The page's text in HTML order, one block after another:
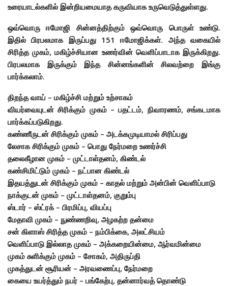
உரையாடல்களில் இன்றியமையாத கருவியாக உருவெடுத்துள்ளது.
ஒவ்வொரு ஈமோஜி சின்னத்திற்கும் ஒவ்வொரு பொருள் உண்டு.
இதில் பிரபலமாக இருப்பது 151 ஈமோஜிக்கள். அந்த வகையில்
சிரித்த முகம், மகிழ்ச்சியான உணர்வின் வெளிப்பாடாக இருக்கிறது.
பிரபலமாக இருக்கும் இந்த சின்னங்களின் சிலவற்றை இங்கு
பார்க்கலாம்.
திறந்த வாய் – மகிழ்ச்சி மற்றும் உற்சாகம்
வியர்வையுடன் சிரிக்கும் முகம் – பதட்டம், நிவாரணம், சங்கடமாக
பார்க்கப்படுகிறது.
கண்ணீருடன் சிரிக்கும் முகம் – அடக்கமுடியாமல் சிரிப்பது
லேசாக சிரிக்கும் முகம் – பொது நேர்மறை உணர்ச்சி
தலைகீழான முகம் – முட்டாள்தனம், கிண்டல்
கண்சிமிட்டும் முகம் – நட்பான கிண்டல்
இதயத்துடன் சிரிக்கும் முகம் – காதல் மற்றும் அன்பின் வெளிப்பாடு
நாக்குடன் முகம் – முட்டாள்தனம், குறும்பு
ஸ்டார் – ஸ்ட்ரக் – பிரமிப்பு, வியப்பு
மேதாவி முகம் – நுண்ணறிவு, அழகற்ற தன்மை
சன் கிளாஸ் சிரித்த முகம் – நம்பிக்கை, அலட்சியம்
வெளிப்பாடு இல்லாத முகம் – அக்கறையின்மை, ஆர்வமின்மை
முகம் சுளிக்கும் முகம் – சோகம், அதிருப்தி
முகத்துடன் சூரியன் – அரவணைப்பு, நேர்மறை
கையை உயர்த்தும் நபர் – பங்கேற்பு, தன்னார்வத் தொண்டு